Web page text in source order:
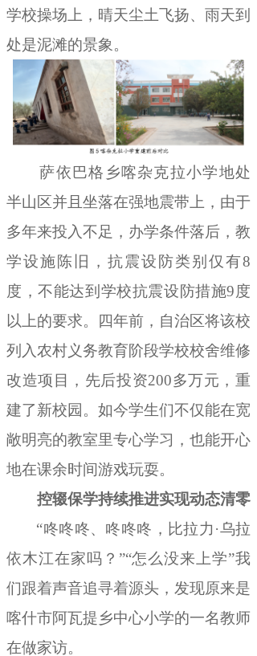
学校操场上 ， 晴天尘土飞扬、雨天到
处是泥滩的景象。
萨依巴格乡喀杂克拉小学地处
半山区并且坐落在强地震带 上 ， 由于
多年来投入不足，办学条件落后 ， 教
学设施陈旧，抗震设防类别 仅有8
度 ，不能达到 学校抗震设防措施9度
以上的要求。 四年前， 自治区将该校
列入农村义务教育阶段学校校舍维修
改造项目 ， 先后投资200多万元 ，重
建了新校园。如今学生们不仅能在宽
敞明亮的教室里专心学习 ， 也能开心
地在课余时间游戏玩耍。
控辍保学持续推进实现动态清零
“咚咚咚、咚咚咚 ， 比拉力 ·乌拉
依木江在家吗？ ”“怎么没来上学”我
们跟着声音追寻着源头 ， 发现原来是
喀什市阿瓦提乡中心小学的一名教师
在做家访。